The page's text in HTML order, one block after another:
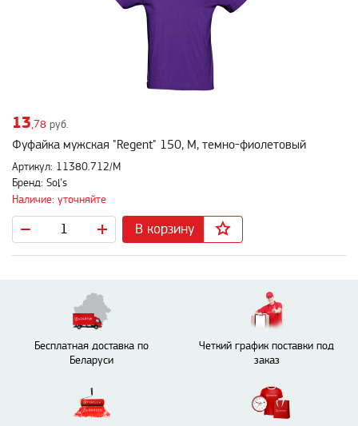
13,78 руб.
Фуфайка мужская "Regent" 150, M, темно-фиолетовый
Артикул: 11380.712/M
Бренд: Sol's
Наличие: уточняйте
В корзину
Бесплатная доставка по
Беларуси
Четкий график поставки под
заказ